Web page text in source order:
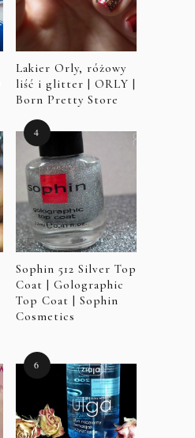
Lakier Orly, różowy
liść i glitter | ORLY |
Born Pretty Store
Sophin 512 Silver Top
Coat | Golographic
Top Coat | Sophin
Cosmetics